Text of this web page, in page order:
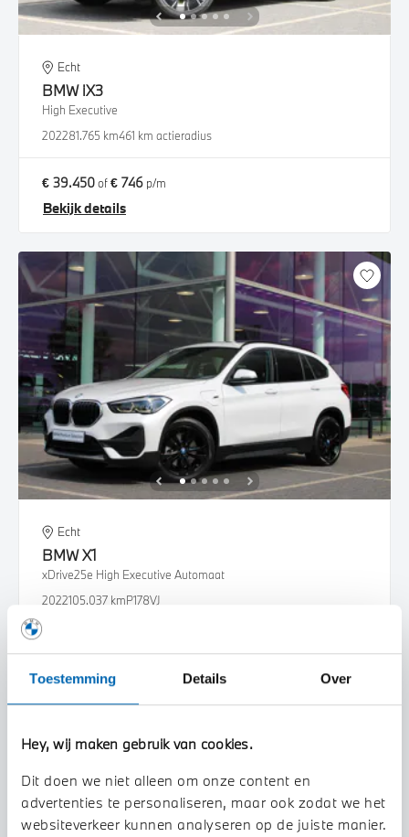
Toestemming Details Over
Hey, wij maken gebruik van cookies.
Dit doen we niet alleen om onze content en
advertenties te personaliseren, maar ook zodat we het
websiteverkeer kunnen analyseren op de juiste manier.
Echt
BMW iX3
High Executive
202281.765 km461 km actieradius
€ 39.450of€ 746 p/m
Bekijk details
Echt
BMWX1
xDrive25e High Executive Automaat
2022105.037 kmP178VJ
Bekijk details